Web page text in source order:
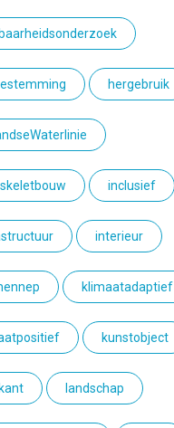
hergebruik
inclusief
interieur
klimaatadaptief
kunstobject
landschap